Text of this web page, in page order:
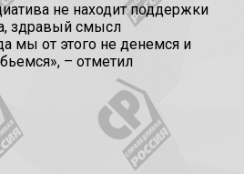
не находит поддержки
здравый смысл
мы от этого не денемся и
– отметил